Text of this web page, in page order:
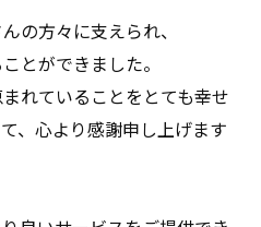
の方々に支えられ、
とができました。
れていることをとても幸せ
、心より感謝申し上げます